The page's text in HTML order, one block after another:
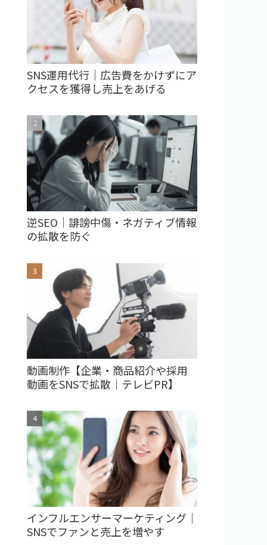
SNS運用代行｜広告費をかけずにア
クセスを獲得し売上をあげる
逆SEO｜誹謗中傷・ネガティブ情報
の拡散を防ぐ
動画制作【企業・商品紹介や採用
動画をSNSで拡散｜テレビPR】
インフルエンサーマーケティング｜
SNSでファンと売上を増やす